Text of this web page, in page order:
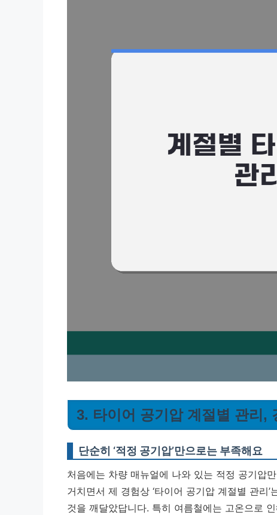
3. 타이어 공기압 계절별 관리,
단순히 ‘적정 공기압’만으로는 부족해요
처음에는 차량 매뉴얼에 나와 있는 적정 공기압
거치면서 제 경험상 ‘타이어 공기압 계절별 관리
것을 깨달았답니다. 특히 여름철에는 고온으로